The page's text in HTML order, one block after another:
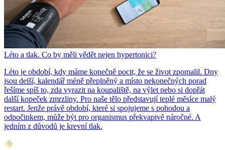
Léto a tlak. Co by měli vědět nejen hypertonici?
Léto je období, kdy máme konečně pocit, že se život zpomalil. Dny
jsou delší, kalendář méně přeplněný a místo nekonečných porad
řešíme spíš to, zda vyrazit na koupaliště, na výlet nebo si dopřát
další kopeček zmrzliny. Pro naše tělo představují teplé měsíce malý
restart. Jenže právě období, které si spojujeme s pohodou a
odpočinkem, může být pro organismus překvapivě náročné. A
jedním z důvodů je krevní tlak.